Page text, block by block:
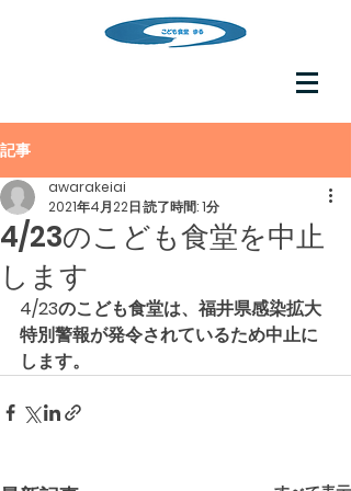
記事
4/23のこども食堂を中止
します
awarakeiai
2021年4月22日読了時間: 1分
4/23のこども食堂は、福井県感染拡大
特別警報が発令されているため中止に
します。